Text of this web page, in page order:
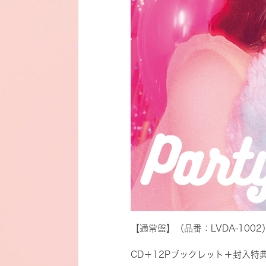
【通常盤】（品番：LVDA-1002
CD＋12Pブックレット＋封入特